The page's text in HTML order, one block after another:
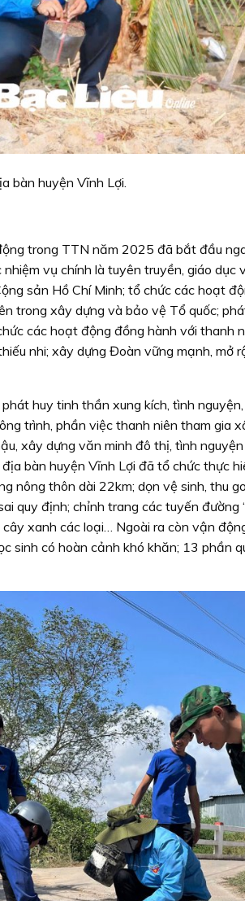
bàn huyện Vĩnh Lợi.
trong TTN năm 2025 đã bắt đầu
vụ chính là tuyên truyền, giáo dục
sản Hồ Chí Minh; tổ chức các hoạt
trong xây dựng và bảo vệ Tổ quốc;
các hoạt động đồng hành với thanh
nhi; xây dựng Đoàn vững mạnh, mở
huy tinh thần xung kích, tình
trình, phần việc thanh niên tham gia
xây dựng văn minh đô thị, tình
bàn huyện Vĩnh Lợi đã tổ chức thực
nông thôn dài 22km; dọn vệ sinh, thu
quy định; chỉnh trang các tuyến đường
xanh các loại… Ngoài ra còn vận
sinh có hoàn cảnh khó khăn; 13 phần